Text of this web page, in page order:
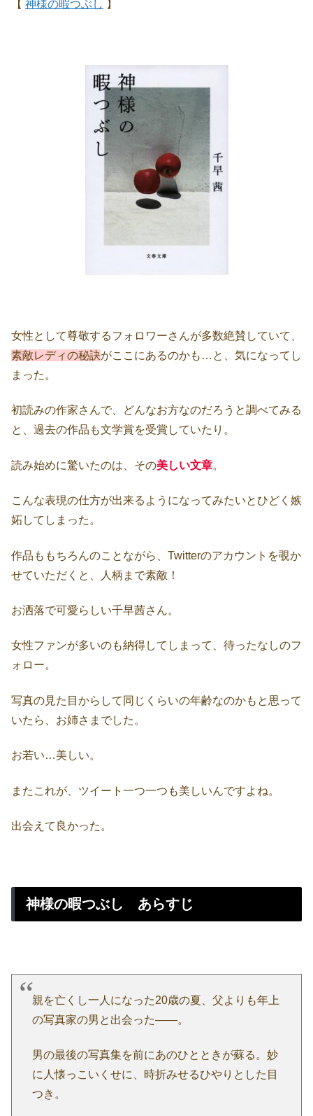
【 神様の暇つぶし 】
女性として尊敬するフォロワーさんが多数絶賛していて、
素敵レディの秘訣がここにあるのかも…と、気になってし
まった。
初読みの作家さんで、どんなお方なのだろうと調べてみる
と、過去の作品も文学賞を受賞していたり。
読み始めに驚いたのは、その美しい文章。
こんな表現の仕方が出来るようになってみたいとひどく嫉
妬してしまった。
作品ももちろんのことながら、Twitterのアカウントを覗か
せていただくと、人柄まで素敵！
お洒落で可愛らしい千早茜さん。
女性ファンが多いのも納得してしまって、待ったなしのフ
ォロー。
写真の見た目からして同じくらいの年齢なのかもと思って
いたら、お姉さまでした。
お若い…美しい。
またこれが、ツイート一つ一つも美しいんですよね。
出会えて良かった。
神様の暇つぶし あらすじ
親を亡くし一人になった20歳の夏、父よりも年上
の写真家の男と出会った――。
男の最後の写真集を前にあのひとときが蘇る。妙
に人懐っこいくせに、時折みせるひやりとした目
つき。